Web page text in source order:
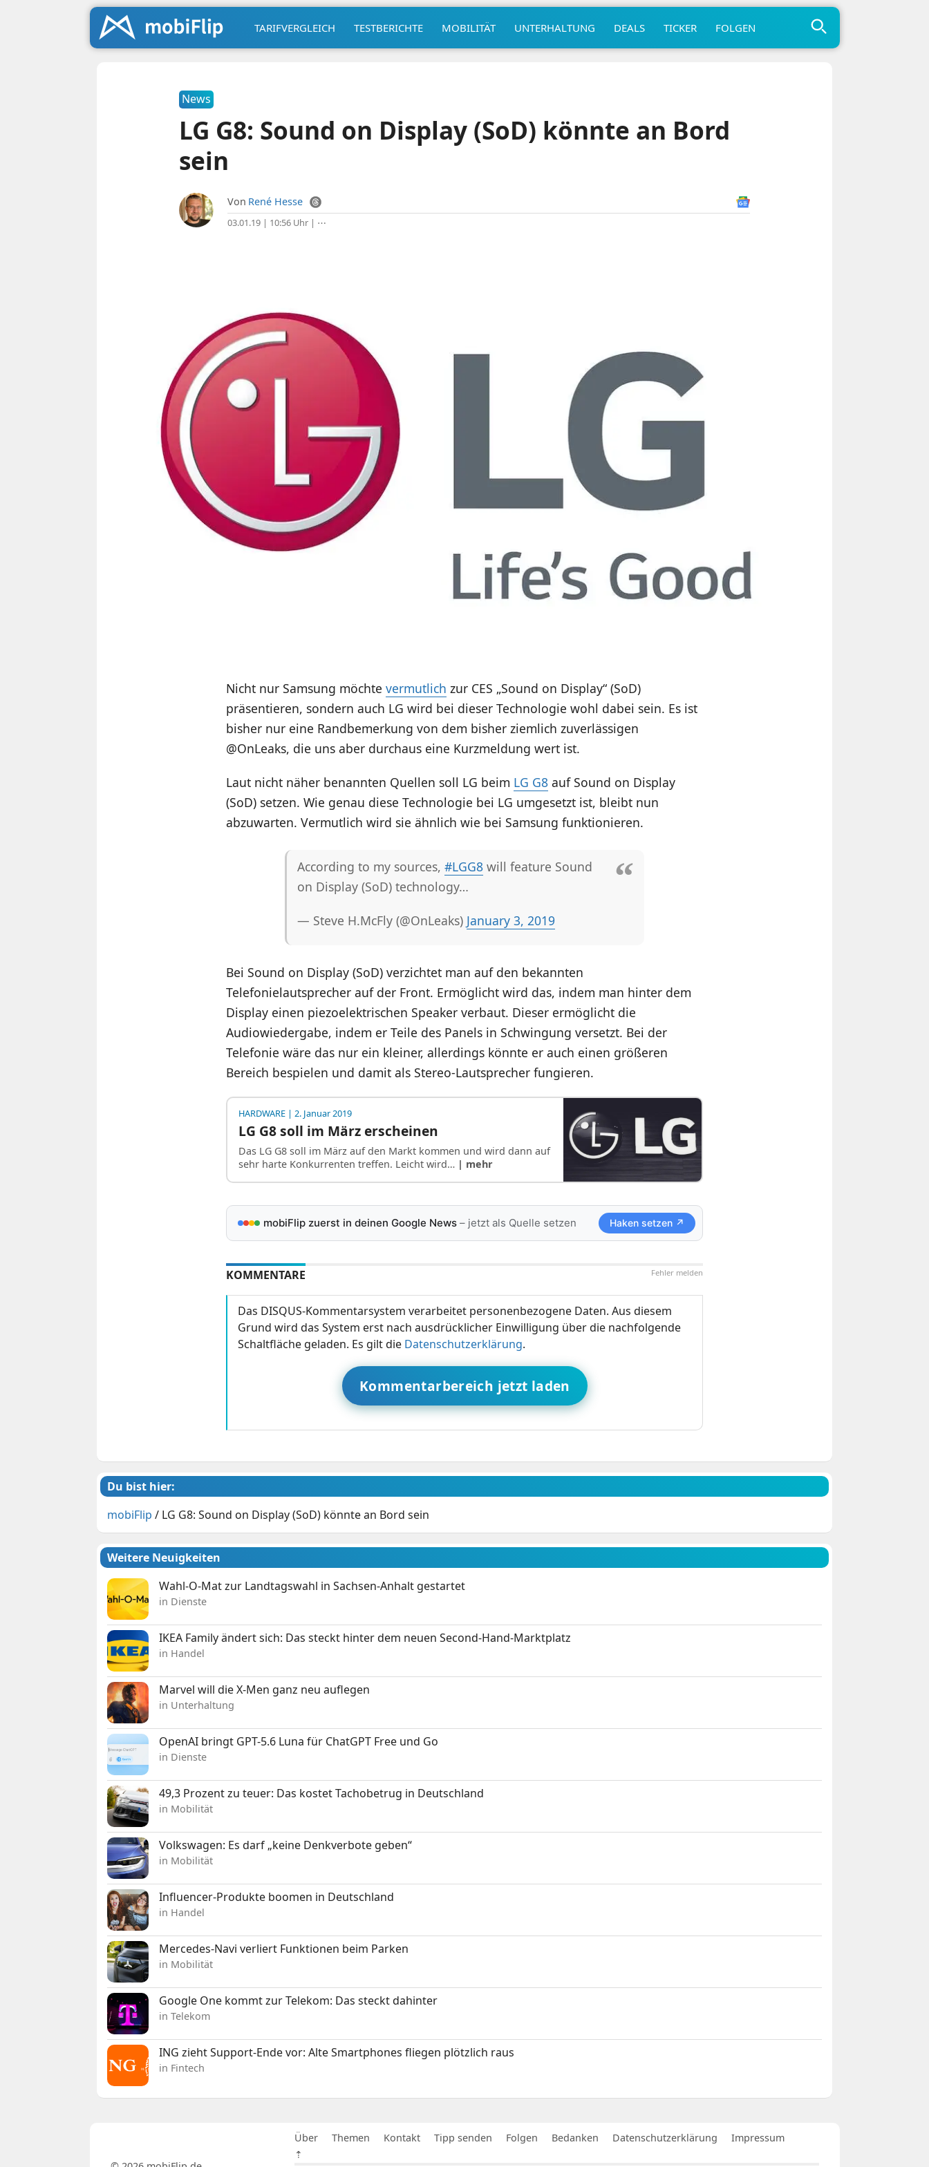
TARIFVERGLEICH TESTBERICHTE MOBILITÄT UNTERHALTUNG DEALS TICKER FOLGEN
News
LG G8: Sound on Display (SoD) könnte an Bord
sein
Von René Hesse
03.01.19 | 10:56 Uhr| ⋯
Nicht nur Samsung möchte vermutlich zur CES „Sound on Display“ (SoD)
präsentieren, sondern auch LG wird bei dieser Technologie wohl dabei sein. Es ist
bisher nur eine Randbemerkung von dem bisher ziemlich zuverlässigen
@OnLeaks, die uns aber durchaus eine Kurzmeldung wert ist.
Laut nicht näher benannten Quellen soll LG beim LG G8auf Sound on Display
(SoD) setzen. Wie genau diese Technologie bei LG umgesetzt ist, bleibt nun
abzuwarten. Vermutlich wird sie ähnlich wie bei Samsung funktionieren.
According to my sources, #LGG8will feature Sound
on Display (SoD) technology…
— Steve H.McFly (@OnLeaks) January 3, 2019
Bei Sound on Display (SoD) verzichtet man auf den bekannten
Telefonielautsprecher auf der Front. Ermöglicht wird das, indem man hinter dem
Display einen piezoelektrischen Speaker verbaut. Dieser ermöglicht die
Audiowiedergabe, indem er Teile des Panels in Schwingung versetzt. Bei der
Telefonie wäre das nur ein kleiner, allerdings könnte er auch einen größeren
Bereich bespielen und damit als Stereo-Lautsprecher fungieren.
HARDWARE| 2. Januar 2019
LG G8 soll im März erscheinen
Das LG G8 soll im März auf den Markt kommen und wird dann auf
sehr harte Konkurrenten treffen. Leicht wird… | mehr
mobiFlip zuerst in deinen Google News– jetzt als Quelle setzen Haken setzen ↗
Fehler melden
KOMMENTARE
Das DISQUS-Kommentarsystem verarbeitet personenbezogene Daten. Aus diesem
Grund wird das System erst nach ausdrücklicher Einwilligung über die nachfolgende
Schaltfläche geladen. Es gilt die Datenschutzerklärung.
Kommentarbereich jetzt laden
Du bist hier:
mobiFlip / LG G8: Sound on Display (SoD) könnte an Bord sein
Weitere Neuigkeiten
Wahl-O-Mat zur Landtagswahl in Sachsen-Anhalt gestartet
in Dienste
IKEA Family ändert sich: Das steckt hinter dem neuen Second-Hand-Marktplatz
in Handel
Marvel will die X-Men ganz neu auflegen
in Unterhaltung
OpenAI bringt GPT-5.6 Luna für ChatGPT Free und Go
in Dienste
49,3 Prozent zu teuer: Das kostet Tachobetrug in Deutschland
in Mobilität
Volkswagen: Es darf „keine Denkverbote geben“
in Mobilität
Influencer-Produkte boomen in Deutschland
in Handel
Mercedes-Navi verliert Funktionen beim Parken
in Mobilität
Google One kommt zur Telekom: Das steckt dahinter
in Telekom
ING zieht Support-Ende vor: Alte Smartphones fliegen plötzlich raus
in Fintech
Über Themen Kontakt Tipp senden Folgen Bedanken Datenschutzerklärung
Impressum
⇡